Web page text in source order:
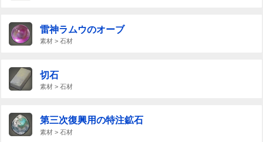
雷神ラムウのオーブ
素材 > 石材
切石
素材 > 石材
第三次復興用の特注鉱石
素材 > 石材